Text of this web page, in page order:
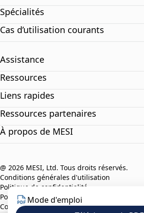
Mode d'emploi
Spécialités
Cas d’utilisation courants
Assistance
Ressources
Liens rapides
Ressources partenaires
À propos de MESI
@ 2026 MESI, Ltd. Tous droits réservés.
Conditions générales d'utilisation
Politique de confidentialité
Politique de conformite
Code de déontologie